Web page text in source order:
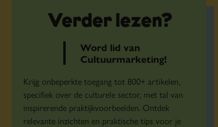
Verder lezen?
Word lid van
Cultuurmarketing!
Krijg onbeperkte toegang tot 800+ artikelen,
specifiek over de culturele sector, met tal van
inspirerende praktijkvoorbeelden. Ontdek
relevante inzichten en praktische tips voor je